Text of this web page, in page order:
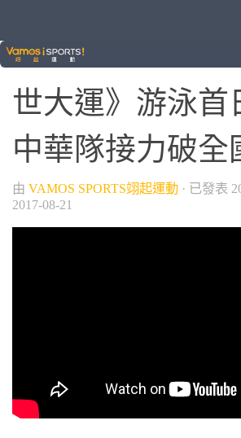
2017臺北世大運
世大運》游泳首
中華隊接力破全
由 VAMOS SPORTS翊起運動 · 已發表
2017-08-21